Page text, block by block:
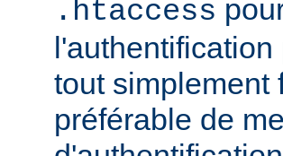
.htaccess
tout simplement
préférable de